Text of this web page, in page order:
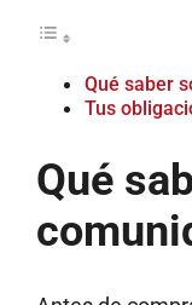
Qué saber
Tus
Qué